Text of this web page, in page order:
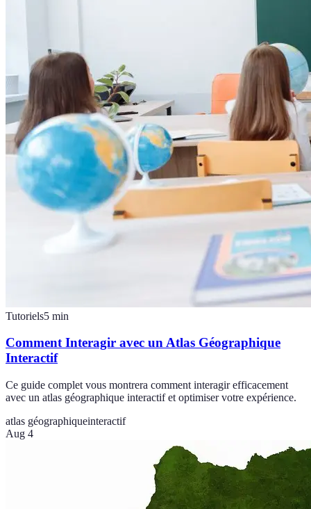
Tutoriels5 min
Comment Interagir avec un Atlas Géographique
Interactif
Ce guide complet vous montrera comment interagir efficacement
avec un atlas géographique interactif et optimiser votre expérience.
atlas géographiqueinteractif
Aug 4